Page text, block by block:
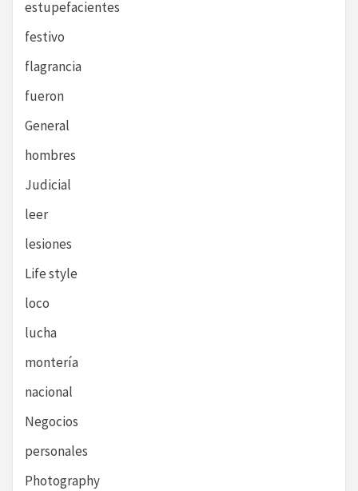
estupefacientes
festivo
flagrancia
fueron
General
hombres
Judicial
leer
lesiones
Life style
loco
lucha
montería
nacional
Negocios
personales
Photography